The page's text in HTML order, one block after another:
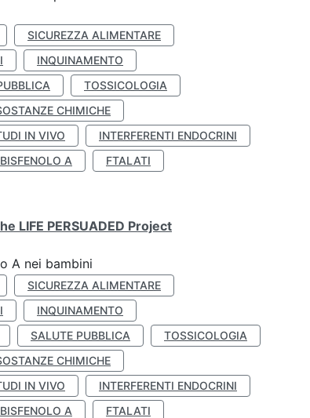
SICUREZZA ALIMENTARE
INQUINAMENTO
TOSSICOLOGIA
CHIMICHE
IN VIVO
INTERFERENTI ENDOCRINI
BISFENOLO A
FTALATI
LIFE PERSUADED Project
A nei bambini
SICUREZZA ALIMENTARE
INQUINAMENTO
SALUTE PUBBLICA
TOSSICOLOGIA
CHIMICHE
IN VIVO
INTERFERENTI ENDOCRINI
BISFENOLO A
FTALATI